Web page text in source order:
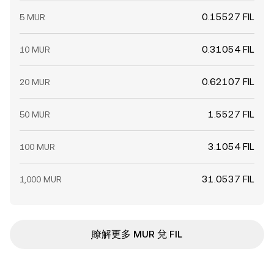
5 MUR 0.15527 FIL
10 MUR 0.31054 FIL
20 MUR 0.62107 FIL
50 MUR 1.5527 FIL
100 MUR 3.1054 FIL
1,000 MUR 31.0537 FIL
ִִִִִִִִִִִִִִִִִִִִִִִִִִִִִִִִִִִִִִִִִִִִִִִ瞭解更多 MUR 兌 FIL